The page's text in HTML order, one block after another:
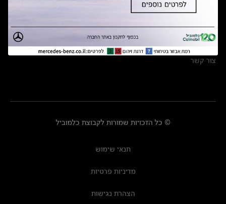
מצאו אותנו
אולמות תצוגה
מרכזי שירות
צור קשר
© כל הזכויות שמורות לקבוצת כלמוביל
תנאי שימוש
מדיניות פרטיות
הצהרת נגישות